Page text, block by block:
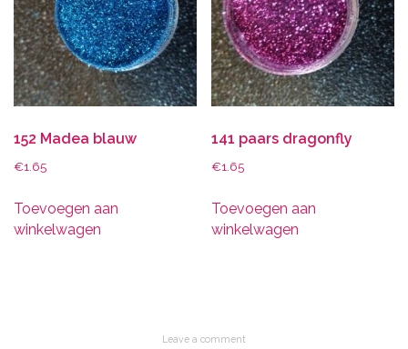
152 Madea blauw
€1.65
Toevoegen aan
winkelwagen
141 paars dragonfly
€1.65
Toevoegen aan
winkelwagen
Leave a comment